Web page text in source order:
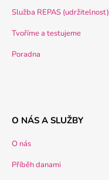
Služba REPAS (udržitelnost)
Tvoříme a testujeme
Poradna
O NÁS A SLUŽBY
O nás
Příběh danami